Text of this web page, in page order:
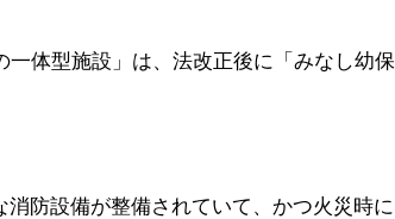
体型施設」は、法改正後に「みなし幼保
防設備が整備されていて、かつ火災時に